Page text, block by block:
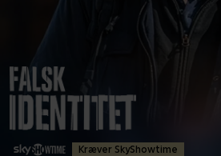
Kræver SkyShowtime